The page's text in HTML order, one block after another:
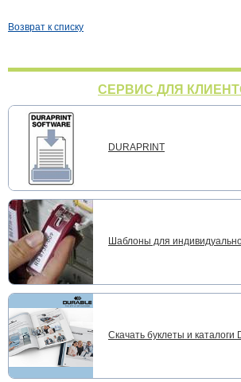
Возврат к списку
СЕРВИС ДЛЯ
DURAPRINT
Шаблоны для
Скачать буклеты и каталоги